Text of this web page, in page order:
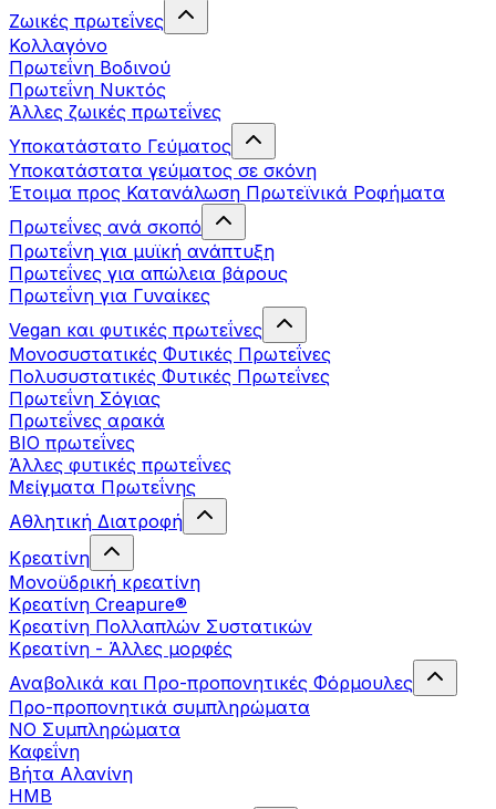
Ζωικές πρωτεΐνες
Κολλαγόνο
Πρωτεΐνη Βοδινού
Πρωτεΐνη Νυκτός
Άλλες ζωικές πρωτεΐνες
Υποκατάστατο Γεύματος
Υποκατάστατα γεύματος σε σκόνη
Έτοιμα προς Κατανάλωση Πρωτεϊνικά Ροφήματα
Πρωτεΐνες ανά σκοπό
Πρωτεΐνη για μυϊκή ανάπτυξη
Πρωτεΐνες για απώλεια βάρους
Πρωτεΐνη για Γυναίκες
Vegan και φυτικές πρωτεΐνες
Μονοσυστατικές Φυτικές Πρωτεΐνες
Πολυσυστατικές Φυτικές Πρωτεΐνες
Πρωτεΐνη Σόγιας
Πρωτεΐνες αρακά
ΒIO πρωτεΐνες
Άλλες φυτικές πρωτεΐνες
Μείγματα Πρωτεΐνης
Αθλητική Διατροφή
Κρεατίνη
Μονοϋδρική κρεατίνη
Κρεατίνη Creapure®
Κρεατίνη Πολλαπλών Συστατικών
Κρεατίνη - Άλλες μορφές
Αναβολικά και Προ-προπονητικές Φόρμουλες
Προ-προπονητικά συμπληρώματα
ΝΟ Συμπληρώματα
Καφεΐνη
Βήτα Αλανίνη
HMB